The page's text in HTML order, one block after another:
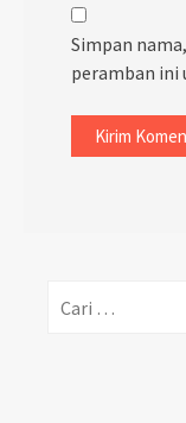
Simpan
peramban ini
untuk: